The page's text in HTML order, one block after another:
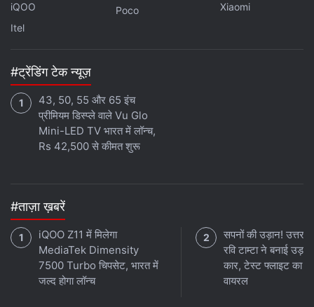
iQOO
Itel
Poco
Xiaomi
#ट्रेंडिंग टेक न्यूज़
43, 50, 55 और 65 इंच
प्रीमियम डिस्प्ले वाले Vu Glo
Mini-LED TV भारत में लॉन्च,
Rs 42,500 से कीमत शुरू
#ताज़ा ख़बरें
iQOO Z11 में मिलेगा
MediaTek Dimensity
7500 Turbo चिपसेट, भारत में
जल्द होगा लॉन्च
सपनों की उड़ान!
रवि टाम्टा ने बनाई उड़ने
कार, टेस्ट फ्लाइट का
वायरल